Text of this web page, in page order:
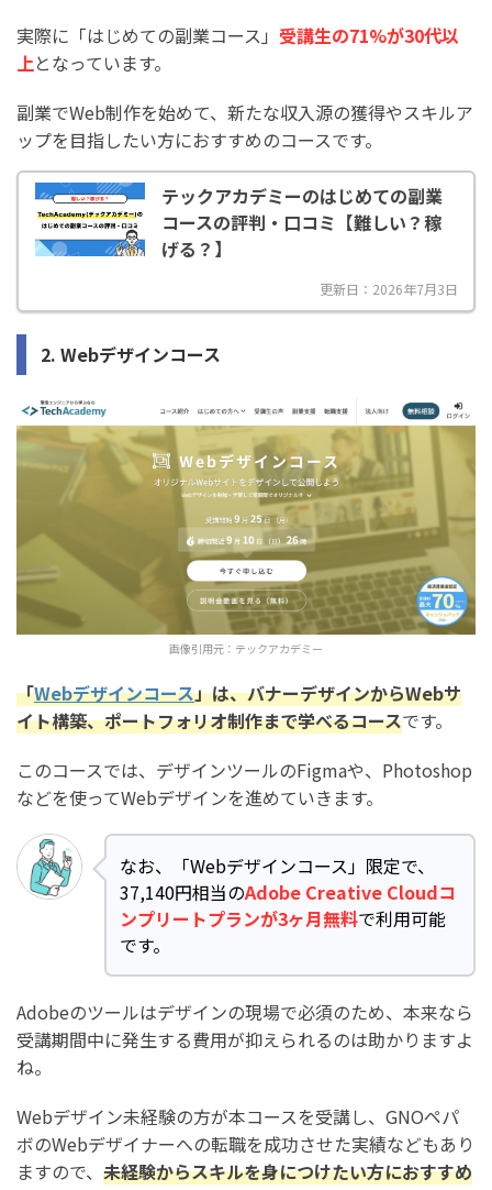
実際に「はじめての副業コース」 受講生の71%が30代以
上となっています。
副業でWeb制作を始めて、新たな収入源の獲得やスキルア
ップを目指したい方におすすめのコースです。
テックアカデミーのはじめての副業
コースの評判・口コミ【難しい？稼
げる？】
更新日：2026年7月3日
2. Webデザインコース
画像引用元： テックアカデミー
「Webデザインコース」は、バナーデザインからWebサ
イト構築、ポートフォリオ制作まで学べるコースです。
このコースでは、デザインツールのFigmaや、Photoshop
などを使ってWebデザインを進めていきます。
なお、「Webデザインコース」限定で、
37,140円相当のAdobe Creative Cloudコ
ンプリートプランが3ヶ月無料で利用可能
です。
Adobeのツールはデザインの現場で必須のため、本来なら
受講期間中に発生する費用が抑えられるのは助かりますよ
ね。
Webデザイン未経験の方が本コースを受講し、GNOペパ
ボのWebデザイナーへの転職を成功させた実績などもあり
ますので、 未経験からスキルを身につけたい方におすすめ